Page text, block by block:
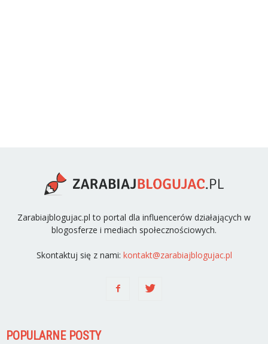
Zarabiajblogujac.pl to portal dla influencerów działających w
blogosferze i mediach społecznościowych.
Skontaktuj się z nami: kontakt@zarabiajblogujac.pl
POPULARNE POSTY